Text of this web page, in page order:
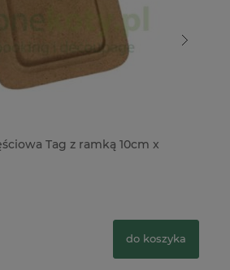
Tag z ramką 10cm x
do koszyka